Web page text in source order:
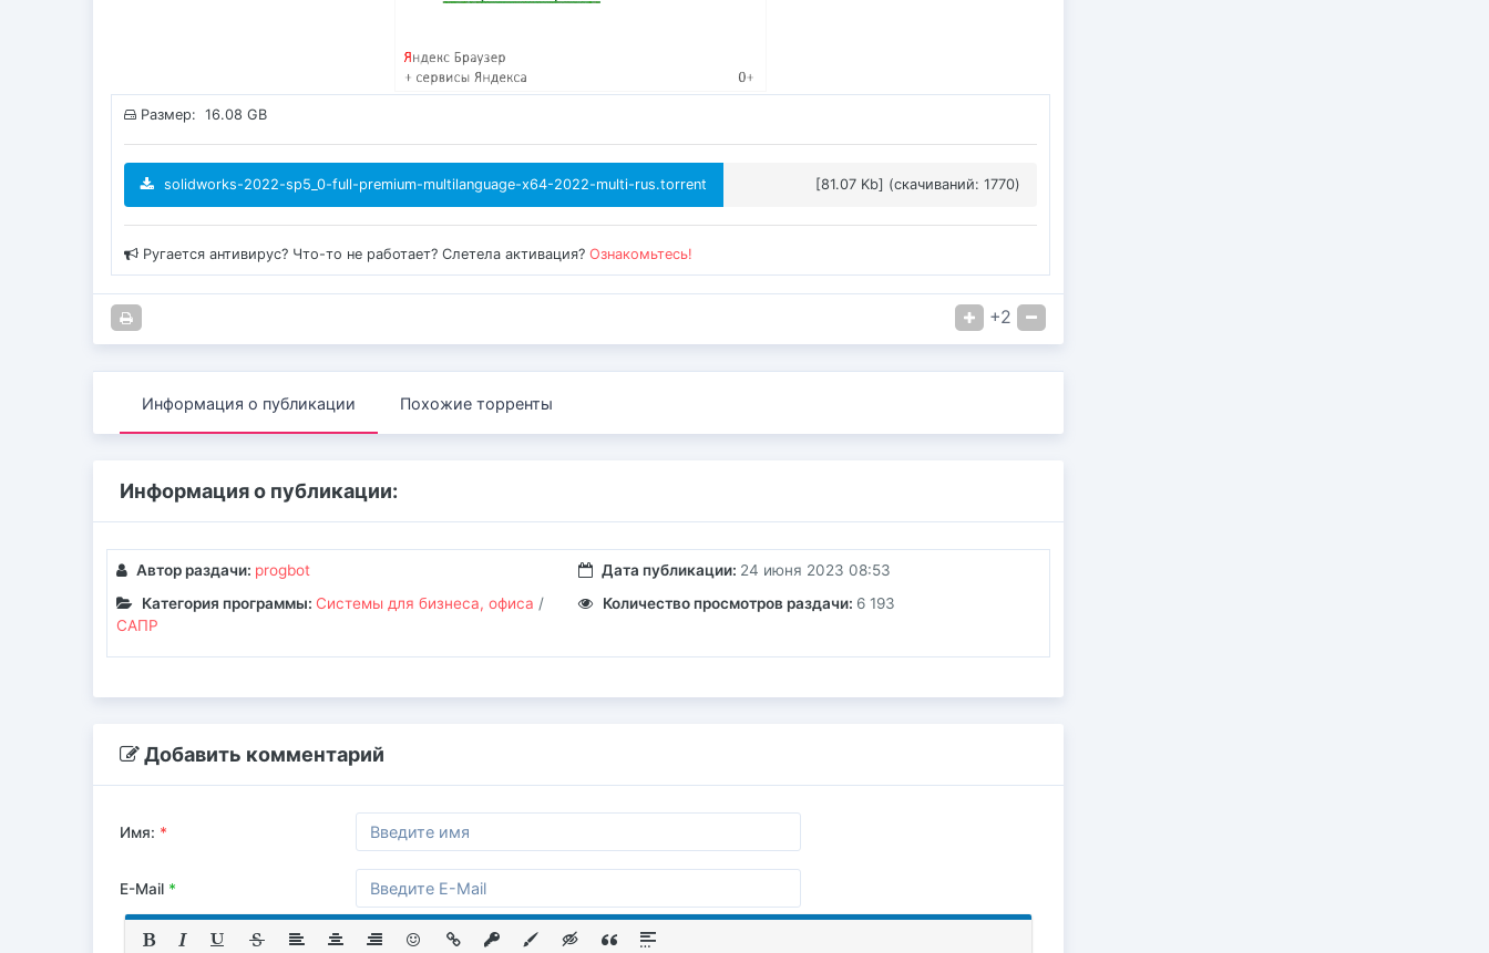
Размер: 16.08 GB
solidworks-2022-sp5_0-full-premium-multilanguage-x64-2022-multi-rus.torrent [81.07 Kb] (cкачиваний: 1770)
Ругается антивирус? Что-то не работает? Слетела активация?Ознакомьтесь!
+2
Информация о публикации Похожие торренты
Информация о публикации:
Автор раздачи: progbot Дата публикации: 24 июня 2023 08:53
Категория программы: Системы для бизнеса, офиса /
САПР
Количество просмотров раздачи: 6 193
Добавить комментарий
Имя: *
E-Mail *